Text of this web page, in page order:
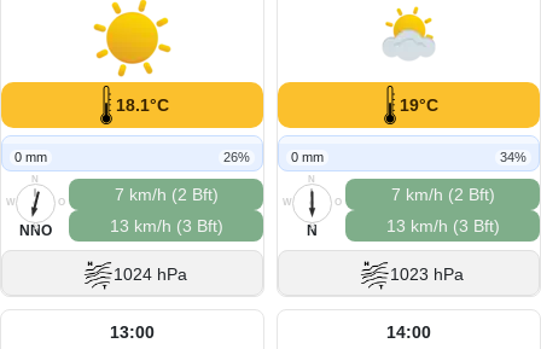
18.1°C
0 mm 26%
N
O
S
W
NNO
7 km/h (2 Bft)
13 km/h (3 Bft)
1024 hPa
19°C
0 mm 34%
N
O
S
W
N
7 km/h (2 Bft)
13 km/h (3 Bft)
1023 hPa
13:00 14:00